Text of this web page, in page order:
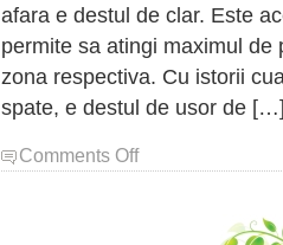
afara e destul de clar. Este
permite sa atingi maximul
zona respectiva. Cu istorii
spate, e destul de usor de
Comments Offon
Dupa